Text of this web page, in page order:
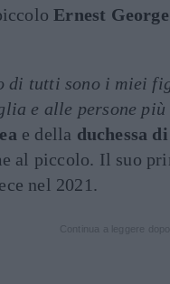
Ernest
di tutti sono i miei
e alle persone più
e della duchessa
al piccolo. Il suo
nel 2021.